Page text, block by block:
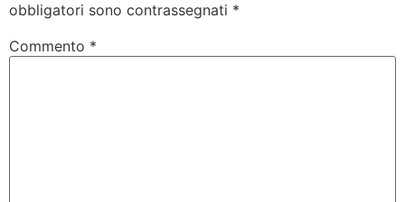
obbligatori sono contrassegnati *
Commento *